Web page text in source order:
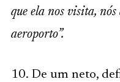
que ela nos visita,
aeroporto”.
10. De um neto,